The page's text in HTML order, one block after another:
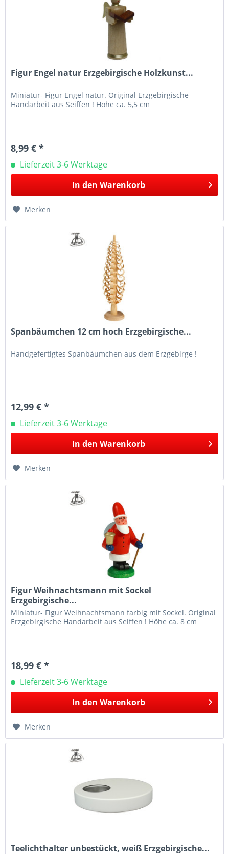
Figur Engel natur Erzgebirgische Holzkunst...
Miniatur- Figur Engel natur. Original Erzgebirgische
Handarbeit aus Seiffen ! Höhe ca. 5,5 cm
8,99 € *
Lieferzeit 3-6 Werktage
In den Warenkorb
Merken
Spanbäumchen 12 cm hoch Erzgebirgische...
Handgefertigtes Spanbäumchen aus dem Erzgebirge !
12,99 € *
Lieferzeit 3-6 Werktage
In den Warenkorb
Merken
Figur Weihnachtsmann mit Sockel
Erzgebirgische...
Miniatur- Figur Weihnachtsmann farbig mit Sockel. Original
Erzgebirgische Handarbeit aus Seiffen ! Höhe ca. 8 cm
18,99 € *
Lieferzeit 3-6 Werktage
In den Warenkorb
Merken
Teelichthalter unbestückt, weiß Erzgebirgische...